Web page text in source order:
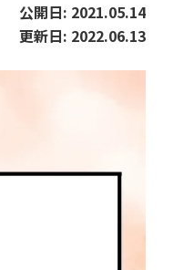
公開日: 2021.05.14
更新日: 2022.06.13